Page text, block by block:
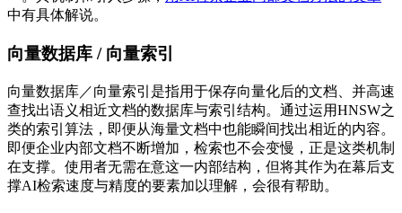
中有具体解说。
向量数据库 / 向量索引
向量数据库／向量索引是指用于保存向量化后的文档、并高速
查找出语义相近文档的数据库与索引结构。通过运用HNSW之
类的索引算法，即便从海量文档中也能瞬间找出相近的内容。
即便企业内部文档不断增加，检索也不会变慢，正是这类机制
在支撑。使用者无需在意这一内部结构，但将其作为在幕后支
撑AI检索速度与精度的要素加以理解，会很有帮助。